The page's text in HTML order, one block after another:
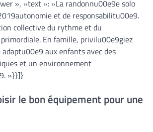
», »text »: »La randonnu00e9e solo
et de responsabilitu00e9.
collective du rythme et du
En famille, privilu00e9giez
aux enfants avec des
et un environnement
»}}]}
le bon équipement pour une